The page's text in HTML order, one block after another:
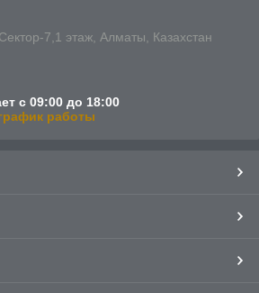
7,1 этаж, Алматы, Казахстан
с 09:00 до 18:00
работы